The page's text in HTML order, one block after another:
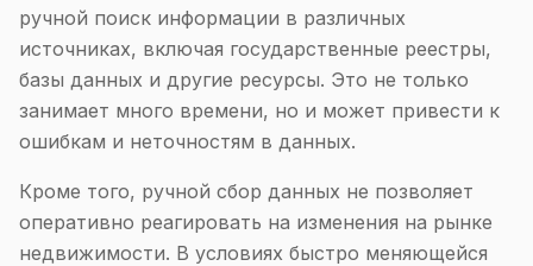
ручной поиск информации в различных
источниках, включая государственные реестры,
базы данных и другие ресурсы. Это не только
занимает много времени, но и может привести к
ошибкам и неточностям в данных.
Кроме того, ручной сбор данных не позволяет
оперативно реагировать на изменения на рынке
недвижимости. В условиях быстро меняющейся